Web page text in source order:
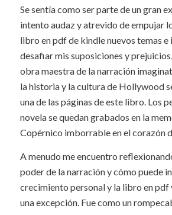
Se sentía como ser parte de un gran
intento audaz y atrevido de empujar
libro en pdf de kindle nuevos temas e
desafiar mis suposiciones y
obra maestra de la narración
la historia y la cultura de Hollywood
una de las páginas de este libro. Los
novela se quedan grabados en la
Copérnico imborrable en el corazón
A menudo me encuentro
poder de la narración y cómo puede
crecimiento personal y la libro en pdf
una excepción. Fue como un